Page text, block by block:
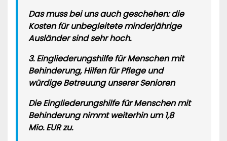
Das muss bei uns auch geschehen: die
Kosten für unbegleitete minderjährige
Ausländer sind sehr hoch.
3. Eingliederungshilfe für Menschen mit
Behinderung, Hilfen für Pflege und
würdige Betreuung unserer Senioren
Die Eingliederungshilfe für Menschen mit
Behinderung nimmt weiterhin um 1,8
Mio. EUR zu.